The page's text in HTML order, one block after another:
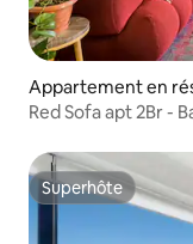
Appartement en
Red Sofa apt 2Br -
Superhôte
Superhôte